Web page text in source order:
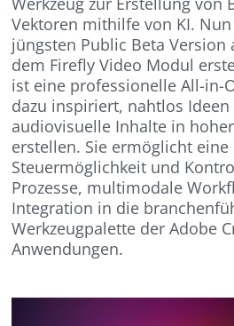
Vektoren mithilfe von KI.
jüngsten Public Beta Version
dem Firefly Video Modul
ist eine professionelle All-in-
dazu inspiriert, nahtlos
audiovisuelle Inhalte in
erstellen. Sie ermöglicht
Steuermöglichkeit und
Prozesse, multimodale
Integration in die
Werkzeugpalette der Adobe
Anwendungen.